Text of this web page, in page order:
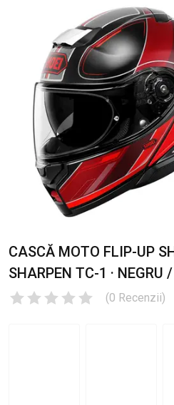
CASCĂ MOTO FLIP-UP
SHARPEN TC-1 · NEGRU
(0 Recenzii)